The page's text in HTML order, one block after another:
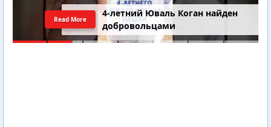
4-летний Юваль Коган найден
добровольцами
Read More